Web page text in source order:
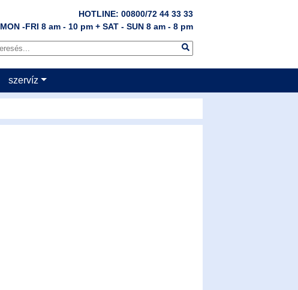
HOTLINE: 00800/72 44 33 33
MON -FRI 8 am - 10 pm + SAT - SUN 8 am - 8 pm
szervíz